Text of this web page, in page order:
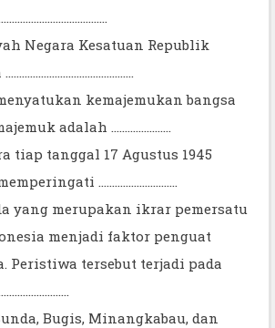
Negara Kesatuan Republik
kemajemukan bangsa
adalah ………………….
tiap tanggal 17 Agustus 1945
………………………..
yang merupakan ikrar pemersatu
menjadi faktor penguat
Peristiwa tersebut terjadi pada
Bugis, Minangkabau, dan